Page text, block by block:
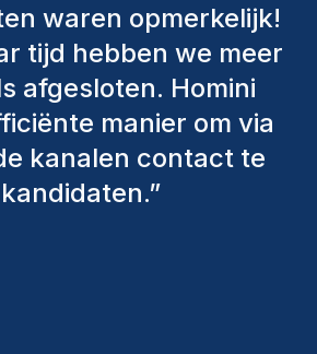
van Homini
verschillende
genomen
kandidaten aan te
die we hebben
zijn nog steeds bij
de recente